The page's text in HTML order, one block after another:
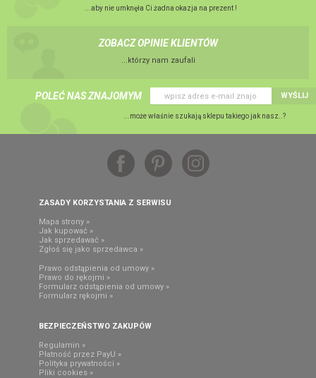
...aby nie umknęła Ci żadna okazja na prezent !
ZOBACZ OPINIE KLIENTÓW
...którzy nam zaufali
POLEĆ NAS ZNAJOMYM WYŚLIJ
...może właśnie szukają sklepu takiego jak nasz..?
ZASADY KORZYSTANIA Z SERWISU
Mapa strony »
Jak kupować »
Jak sprzedawać »
Zgłoś się jako sprzedawca »
Prawo odstąpienia od umowy »
Prawo do rękojmi »
Formularz odstąpienia od umowy »
Formularz rękojmi »
BEZPIECZEŃSTWO ZAKUPÓW
Regulamin »
Płatność przez PayU »
Polityka prywatności »
Pliki cookies »